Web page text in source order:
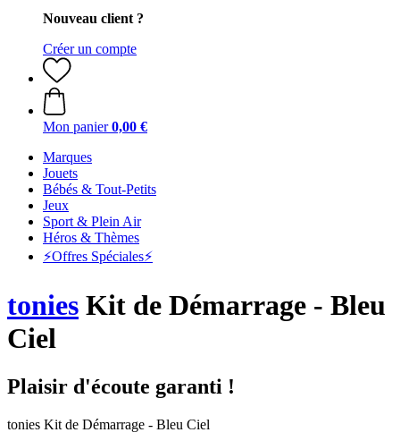
Nouveau client ?
Créer un compte
Mon panier 0,00 €
Marques
Jouets
Bébés & Tout-Petits
Jeux
Sport & Plein Air
Héros & Thèmes
⚡️Offres Spéciales⚡️
tonies Kit de Démarrage - Bleu
Ciel
Plaisir d'écoute garanti !
tonies Kit de Démarrage - Bleu Ciel